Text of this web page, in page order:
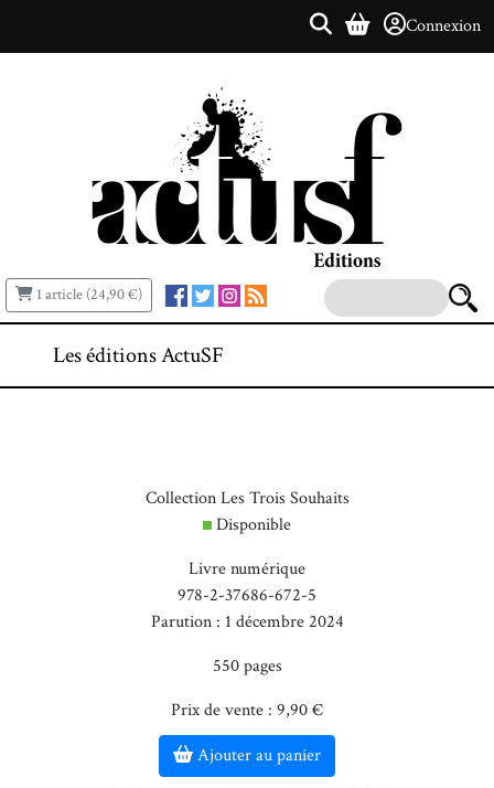
Connexion
1 article (24,90 €)
Les éditions ActuSF
Collection Les Trois Souhaits
Disponible
Livre numérique
978-2-37686-672-5
Parution : 1 décembre 2024
550 pages
Prix de vente : 9,90 €
Ajouter au panier